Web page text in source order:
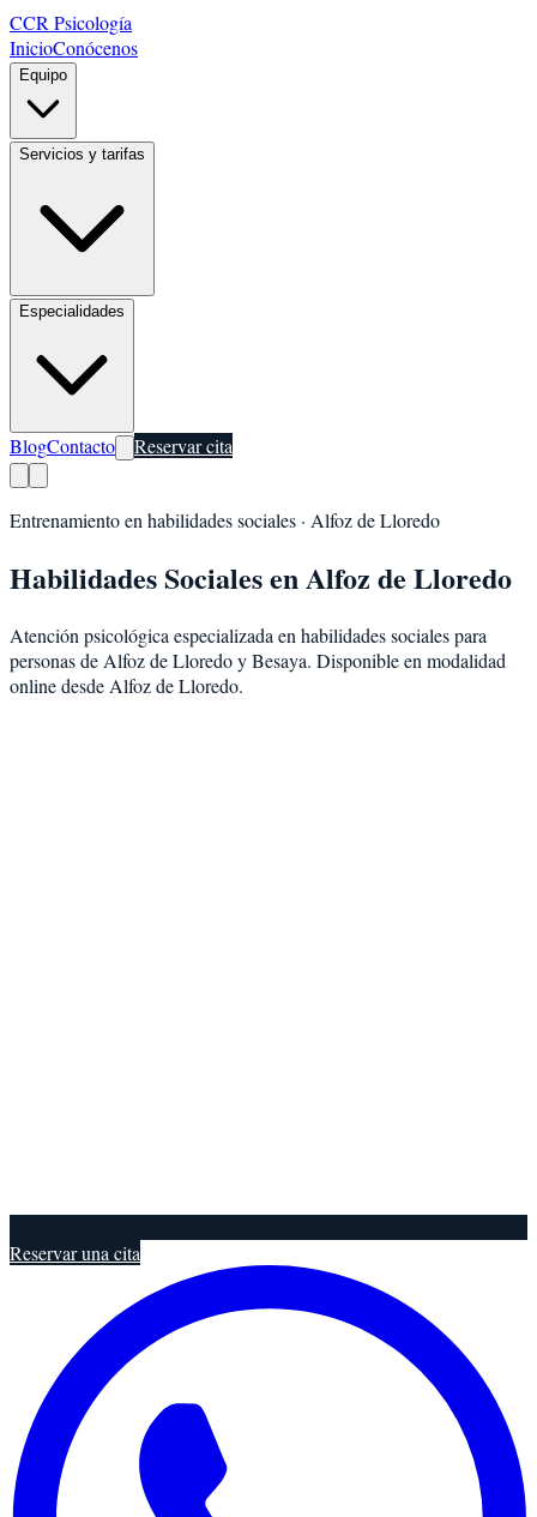
CCR Psicología
InicioConócenos
Equipo
Servicios y tarifas
Especialidades
BlogContacto Reservar cita
Entrenamiento en habilidades sociales · Alfoz de Lloredo
Habilidades SocialesenAlfoz de Lloredo
Atención psicológica especializada en habilidades socialespara
personas de Alfoz de LloredoyBesaya. Disponible en modalidad
online desde Alfoz de Lloredo.
Reservar una cita